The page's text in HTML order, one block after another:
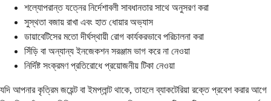
শল্যোপরান্ত যত্নের নির্দেশাবলী সাবধানতার সাথে অনুসরণ করা
সুস্থতা বজায় রাখা এবং হাত ধোয়ার অভ্যাস
ডায়াবেটিসের মতো দীর্ঘস্থায়ী রোগ কার্যকরভাবে পরিচালনা করা
সিঁড়ি বা অন্যান্য ইনজেকশন সরঞ্জাম ভাগ করে না নেওয়া
নির্দিষ্ট সংক্রমণ প্রতিরোধে প্রয়োজনীয় টিকা নেওয়া
যদি আপনার কৃত্রিম জয়েন্ট বা ইমপ্লান্ট থাকে, তাহলে ব্যাকটেরিয়া রক্তে প্রবেশ করার আগে